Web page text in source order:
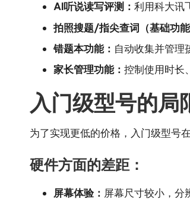
AI听说读写评测： 利用科大讯
拍照搜题/指尖查词（基础功能
错题本功能： 自动收集并管理
家长管理功能： 控制使用时长
入门级型号的局
为了实现更低的价格，入门级型号
硬件方面的差距：
屏幕体验： 屏幕尺寸较小，分